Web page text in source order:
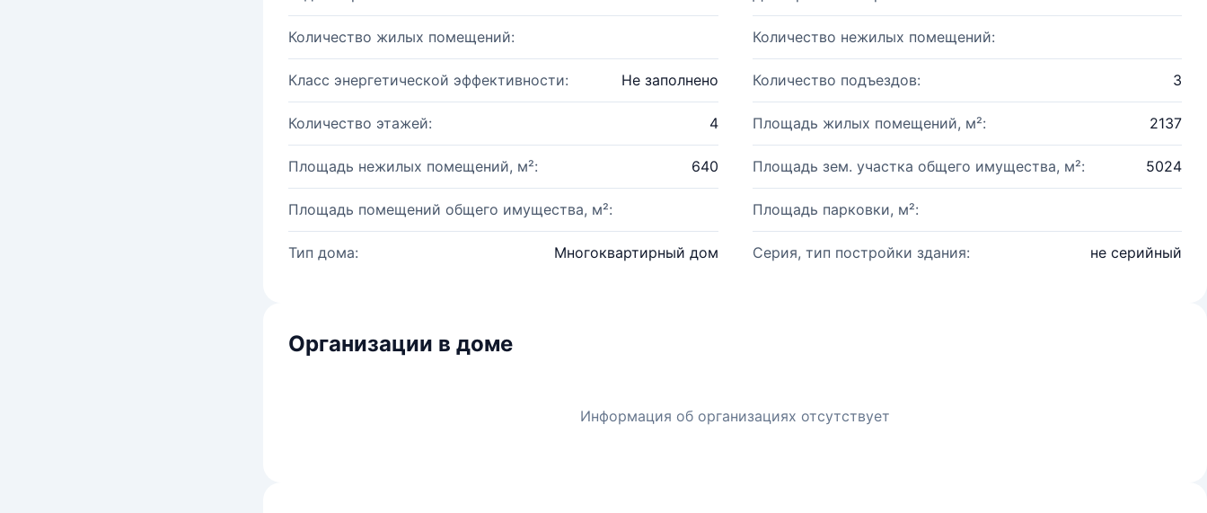
Количество жилых помещений: Количество нежилых помещений:
Класс энергетической эффективности: Не заполнено Количество подъездов: 3
Количество этажей: 4 Площадь жилых помещений, м²: 2137
Площадь нежилых помещений, м²: 640 Площадь зем. участка общего имущества, м²: 5024
Площадь помещений общего имущества, м²: Площадь парковки, м²:
Тип дома: Многоквартирный дом Серия, тип постройки здания: не серийный
Организации в доме
Информация об организациях отсутствует